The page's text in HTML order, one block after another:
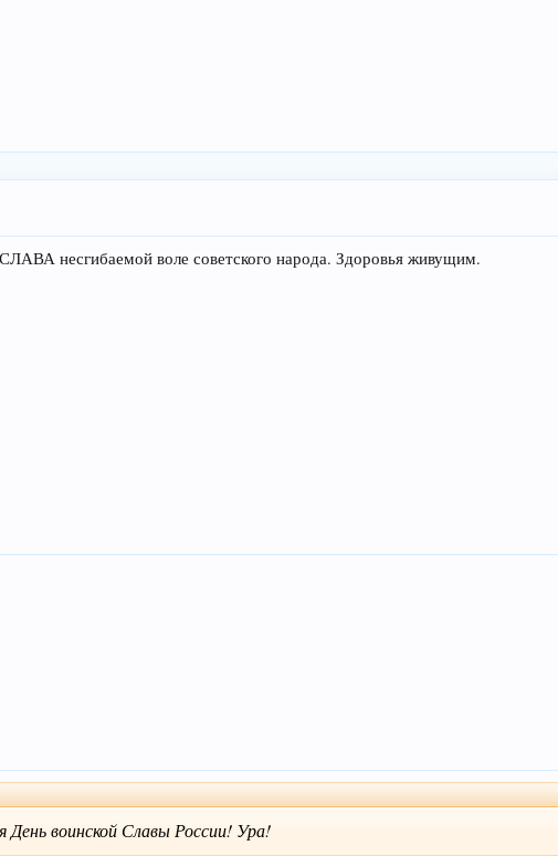
несгибаемой воле советского народа. Здоровья живущим.
воинской Славы России! Ура!